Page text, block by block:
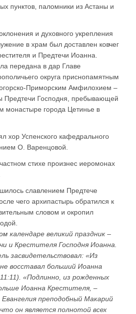
пунктов, паломники из Астаны и
и духовного укрепления
в храм был доставлен ковчег
и Предтечи Иоанна.
передана в дар Главе
округа приснопамятным
Приморским Амфилохием –
Предтечи Господня, пребывающей
монастыре города Цетинье в
хор Успенского кафедрального
О. Варенцовой.
стихе произнес иеромонах
славлением Предтече
чего архипастырь обратился к
словом и окропил
календаре великий праздник –
и Крестителя Господня Иоанна.
засвидетельствовал: «Из
восставал больший Иоанна
«Подлинно, из рожденных
Иоанна Крестителя, –
преподобный Макарий
он является полнотой всех